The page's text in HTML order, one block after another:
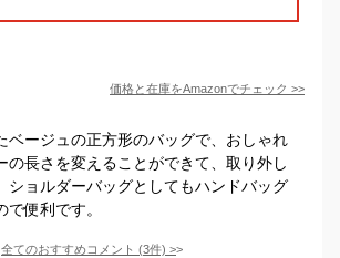
価格と在庫をAmazonでチェック >>
ベージュの正方形のバッグで、おしゃれ
の長さを変えることができて、取り外し
ショルダーバッグとしてもハンドバッグ
便利です。
全てのおすすめコメント (3件) >